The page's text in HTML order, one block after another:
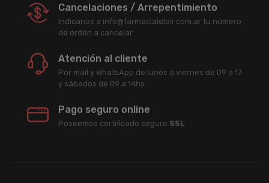
Cancelaciones / Arrepentimiento
Indicanos a info@farmacialeloir.com.ar tu número
de órden a cancelar.
Atención al cliente
Por mail y WhatsApp de lunes a viernes de 09 a 17
y sábados de 09 a 14hs.
Pago seguro online
Poseemos certificado seguro SSL